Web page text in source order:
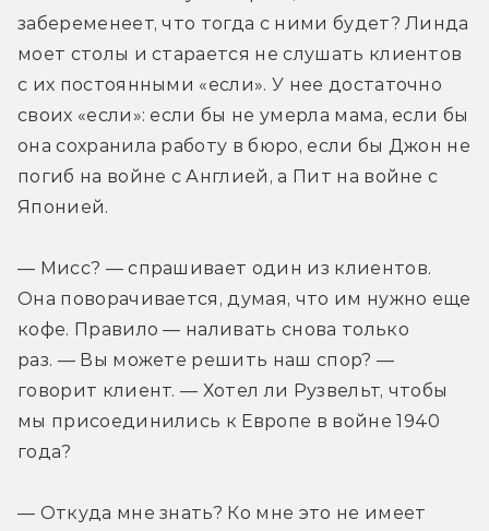
забеременеет, что тогда с ними будет? Линда
моет столы и старается не слушать клиентов
с их постоянными «если». У нее достаточно
своих «если»: если бы не умерла мама, если бы
она сохранила работу в бюро, если бы Джон не
погиб на войне с Англией, а Пит на войне с
Японией.
— Мисс? — спрашивает один из клиентов.
Она поворачивается, думая, что им нужно еще
кофе. Правило — наливать снова только
раз. — Вы можете решить наш спор? —
говорит клиент. — Хотел ли Рузвельт, чтобы
мы присоединились к Европе в войне 1940
года?
— Откуда мне знать? Ко мне это не имеет